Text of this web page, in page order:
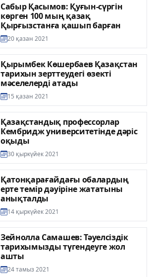
Сабыр Қасымов: Қуғын-сүргін
көрген 100 мың қазақ
Қырғызстанға қашып барған
20 қазан 2021
Қырымбек Көшербаев Қазақстан
тарихын зерттеудегі өзекті
мәселелерді атады
15 қазан 2021
Қазақстандық профессорлар
Кембридж университетінде дәріс
оқыды
30 қыркүйек 2021
Қатонқарағайдағы обалардың
ерте темір дәуіріне жататыны
анықталды
14 қыркүйек 2021
Зейнолла Самашев: Тәуелсіздік
тарихымызды түгендеуге жол
ашты
24 тамыз 2021